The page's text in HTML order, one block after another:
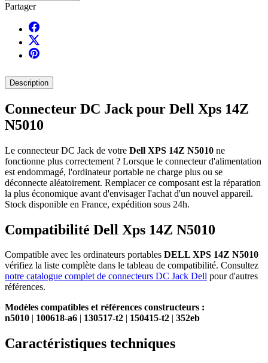
Partager
Description
Connecteur DC Jack pour Dell Xps 14Z
N5010
Le connecteur DC Jack de votre Dell XPS 14Z N5010 ne
fonctionne plus correctement ? Lorsque le connecteur d'alimentation
est endommagé, l'ordinateur portable ne charge plus ou se
déconnecte aléatoirement. Remplacer ce composant est la réparation
la plus économique avant d'envisager l'achat d'un nouvel appareil.
Stock disponible en France, expédition sous 24h.
Compatibilité Dell Xps 14Z N5010
Compatible avec les ordinateurs portables DELL XPS 14Z N5010
vérifiez la liste complète dans le tableau de compatibilité. Consultez
notre catalogue complet de connecteurs DC Jack Dell pour d'autres
références.
Modèles compatibles et références constructeurs :
n5010 | 100618-a6 | 130517-t2 | 150415-t2 | 352eb
Caractéristiques techniques